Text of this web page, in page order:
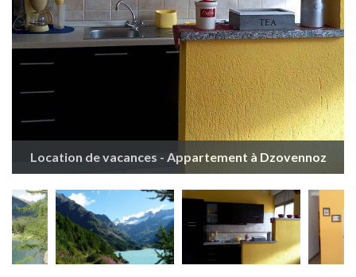
Location de vacances - Appartement à Dzovennoz